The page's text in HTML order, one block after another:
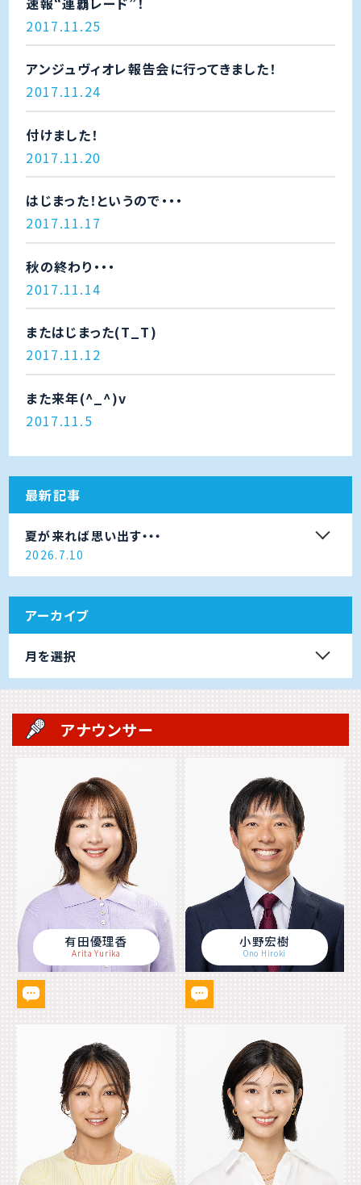
2017.11.25
アンジュヴィオレ報告会に行ってきました！
2017.11.24
付けました！
2017.11.20
はじまった！というので・・・
2017.11.17
秋の終わり・・・
2017.11.14
またはじまった(T_T)
2017.11.12
また来年(^_^)v
2017.11.5
最新記事
夏が来れば思い出す・・・
2026.7.10
アーカイブ
月を選択
アナウンサー
有田優理香
Arita Yurika
小野宏樹
Ono Hiroki